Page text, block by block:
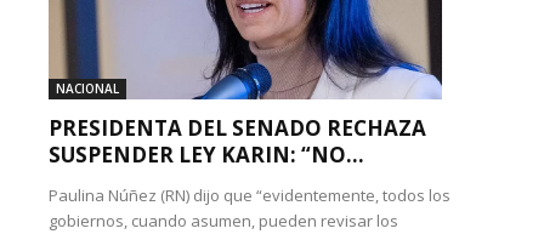
NACIONAL
PRESIDENTA DEL SENADO RECHAZA
SUSPENDER LEY KARIN: “NO...
Paulina Núñez (RN) dijo que “evidentemente, todos los
gobiernos, cuando asumen, pueden revisar los